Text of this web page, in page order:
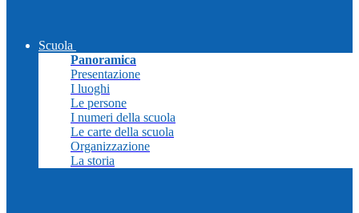
Scuola
Panoramica
Presentazione
I luoghi
Le persone
I numeri della scuola
Le carte della scuola
Organizzazione
La storia